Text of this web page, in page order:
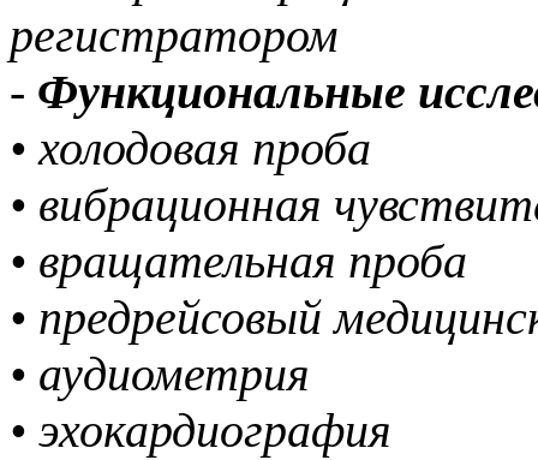
регистратором
- Функциональные
• холодовая проба
• вибрационная
• вращательная проба
• предрейсовый
• аудиометрия
• эхокардиография